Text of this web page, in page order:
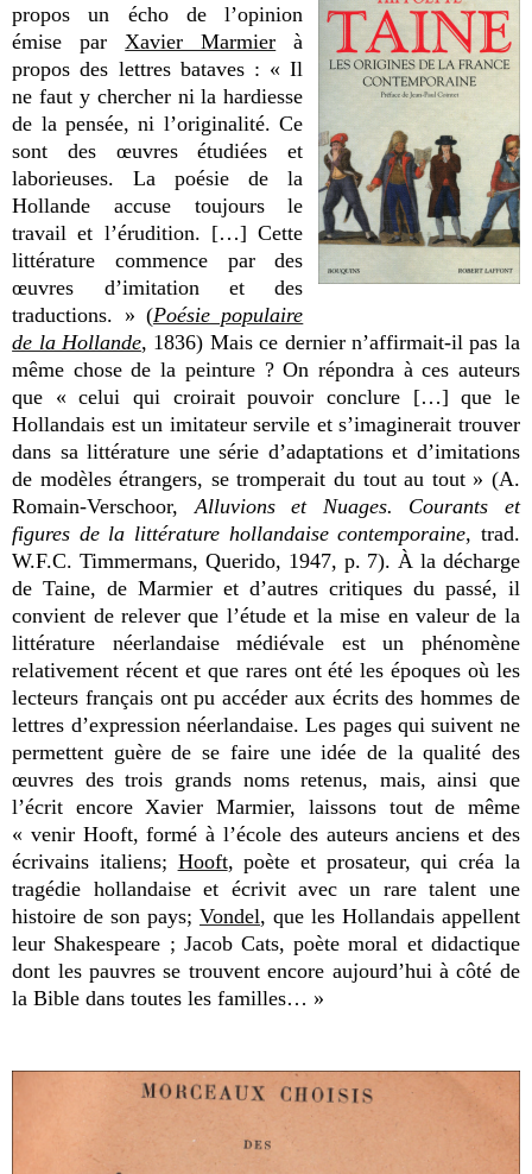
propos un écho de l’opinion
émise par Xavier Marmier à
propos des lettres bataves : « Il
ne faut y chercher ni la hardiesse
de la pensée, ni l’originalité. Ce
sont des œuvres étudiées et
laborieuses. La poésie de la
Hollande accuse toujours le
travail et l’érudition. […] Cette
littérature commence par des
œuvres d’imitation et des
traductions. » (Poésie populaire
de la Hollande, 1836) Mais ce dernier n’affirmait-il pas la
même chose de la peinture ? On répondra à ces auteurs
que « celui qui croirait pouvoir conclure […] que le
Hollandais est un imitateur servile et s’imaginerait trouver
dans sa littérature une série d’adaptations et d’imitations
de modèles étrangers, se tromperait du tout au tout » (A.
Romain-Verschoor, Alluvions et Nuages. Courants et
figures de la littérature hollandaise contemporaine, trad.
W.F.C. Timmermans, Querido, 1947, p. 7). À la décharge
de Taine, de Marmier et d’autres critiques du passé, il
convient de relever que l’étude et la mise en valeur de la
littérature néerlandaise médiévale est un phénomène
relativement récent et que rares ont été les époques où les
lecteurs français ont pu accéder aux écrits des hommes de
lettres d’expression néerlandaise. Les pages qui suivent ne
permettent guère de se faire une idée de la qualité des
œuvres des trois grands noms retenus, mais, ainsi que
l’écrit encore Xavier Marmier, laissons tout de même
« venir Hooft, formé à l’école des auteurs anciens et des
écrivains italiens; Hooft, poète et prosateur, qui créa la
tragédie hollandaise et écrivit avec un rare talent une
histoire de son pays; Vondel, que les Hollandais appellent
leur Shakespeare ; Jacob Cats, poète moral et didactique
dont les pauvres se trouvent encore aujourd’hui à côté de
la Bible dans toutes les familles… »